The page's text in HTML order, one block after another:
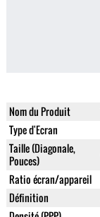
Nom du Produit
Type d'Ecran
Taille (Diagonale,
Pouces)
Ratio écran/appareil
Définition